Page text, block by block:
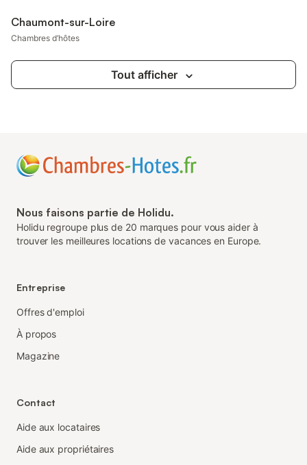
Chaumont-sur-Loire
Chambres d’hôtes
Tout afficher
Nous faisons partie de Holidu.
Holidu regroupe plus de 20 marques pour vous aider à
trouver les meilleures locations de vacances en Europe.
Entreprise
Offres d'emploi
À propos
Magazine
Contact
Aide aux locataires
Aide aux propriétaires